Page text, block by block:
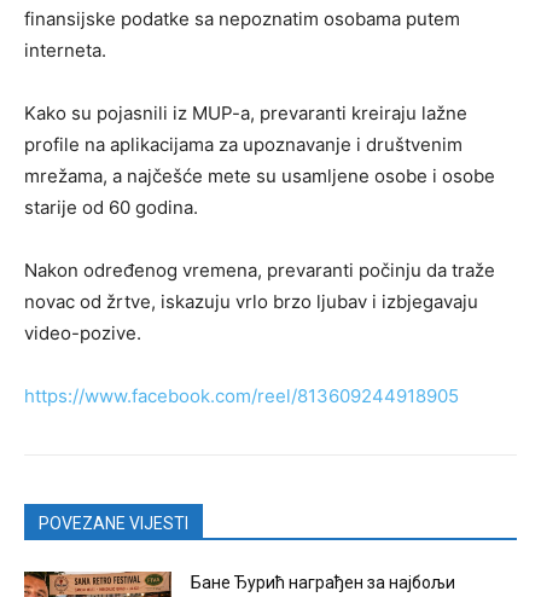
finansijske podatke sa nepoznatim osobama putem
interneta.
Kako su pojasnili iz MUP-a, prevaranti kreiraju lažne
profile na aplikacijama za upoznavanje i društvenim
mrežama, a najčešće mete su usamljene osobe i osobe
starije od 60 godina.
Nakon određenog vremena, prevaranti počinju da traže
novac od žrtve, iskazuju vrlo brzo ljubav i izbjegavaju
video-pozive.
https://www.facebook.com/reel/813609244918905
POVEZANE VIJESTI
Бане Ђурић награђен за најбољи